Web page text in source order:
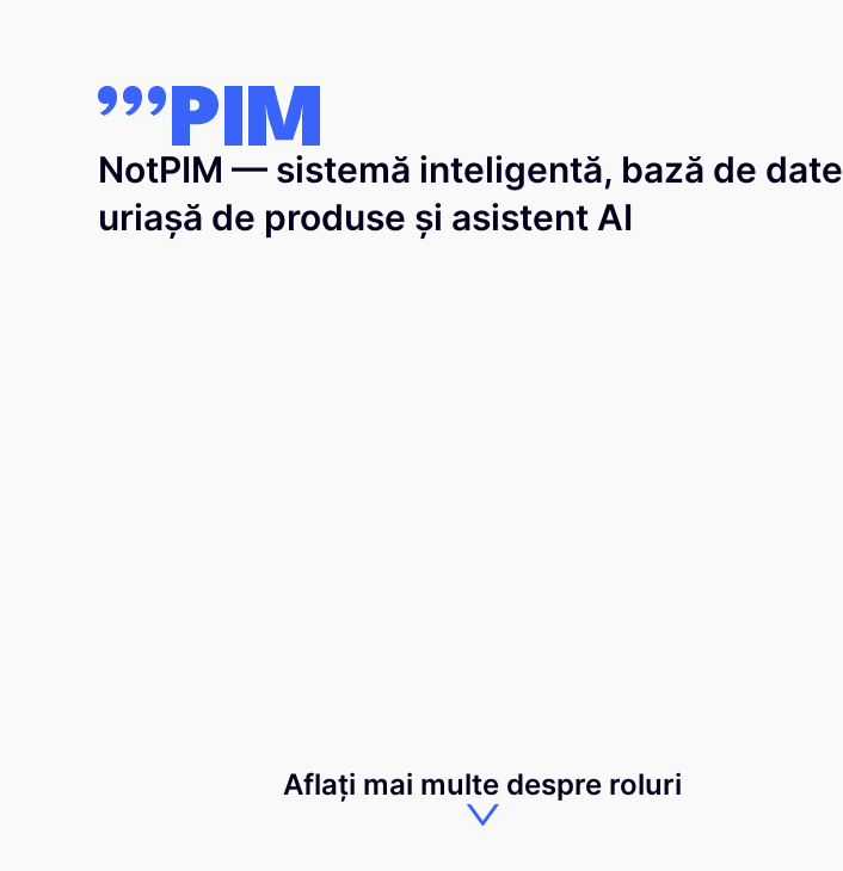
NotPIM — sistemă inteligentă, bază de date
uriașă de produse și asistent AI
Aflați mai multe despre roluri